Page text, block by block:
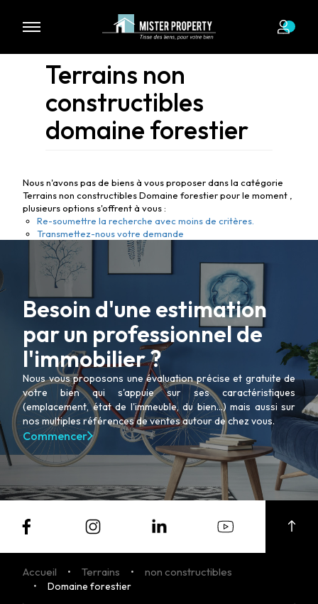
Terrains non
constructibles
domaine forestier
Nous n'avons pas de biens à vous proposer dans la catégorie
Terrains non constructibles Domaine forestier pour le moment ,
plusieurs options s'offrent à vous :
Re-soumettre la recherche avec moins de critères.
Transmettez-nous votre demande
Besoin d'une estimation
par un professionnel de
l'immobilier ?
Nous vous proposons une évaluation précise et gratuite de
votre bien qui s'appuie sur ses caractéristiques
(emplacement, état de l'immeuble, du bien...) mais aussi sur
nos multiples références de ventes autour de chez vous.
Commencer
Accueil Terrains non constructibles
Domaine forestier